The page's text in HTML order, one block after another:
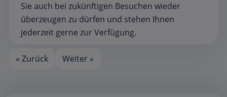
Sie auch bei zukünftigen Besuchen wieder
überzeugen zu dürfen und stehen Ihnen
jederzeit gerne zur Verfügung.
« Zurück Weiter »